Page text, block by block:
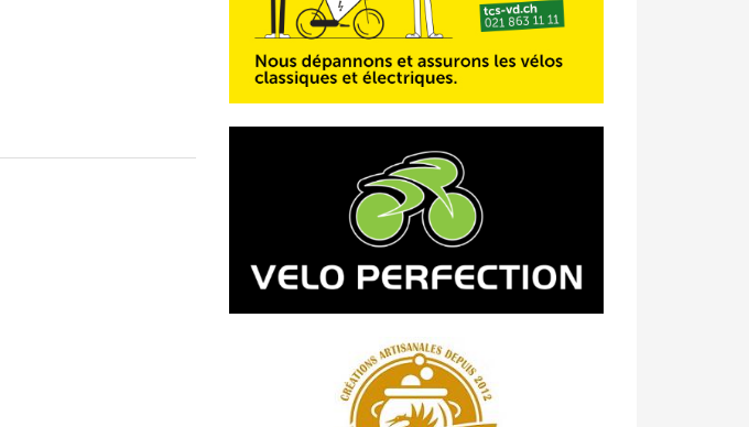
14/04 -Photos -
Les photos du 5e GP
de Semsales
14/04 -Classement Route -5e GP de
Semsales (TdC #2)